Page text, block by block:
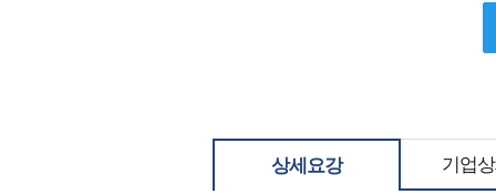
상세요강 기업